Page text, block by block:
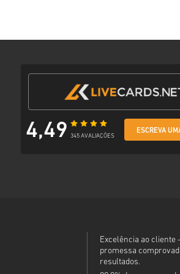
4,49 345 AVALIAÇÕES
ESCREVA
Excelência ao cliente
promessa
resultados.